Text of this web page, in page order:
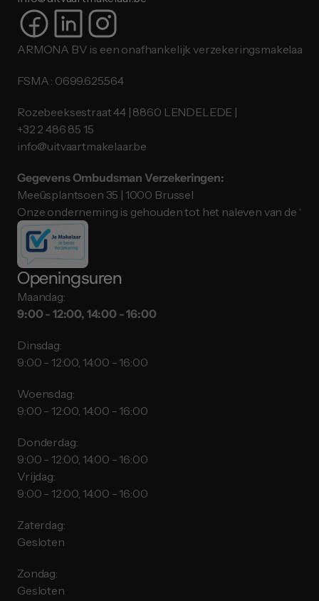
ARMONA BV is een onafhankelijk verzekeringsmakelaar.
FSMA : 0699.625.564
Rozebeeksestraat 44 | 8860 LENDELEDE |
​​​​​​​+32 2 486 85 15
info@uitvaartmakelaar.be
Gegevens Ombudsman Verzekeringen:
Meeûsplantsoen 35 | 1000 Brussel
Onze onderneming is gehouden tot het naleven van de
Openingsuren
Maandag:
9:00 - 12:00, 14:00 - 16:00
Dinsdag:
9:00 - 12:00, 14:00 - 16:00
Woensdag:
9:00 - 12:00, 14:00 - 16:00
Donderdag:
9:00 - 12:00, 14:00 - 16:00
Vrijdag:
9:00 - 12:00, 14:00 - 16:00
Zaterdag:
Gesloten
Zondag:
Gesloten